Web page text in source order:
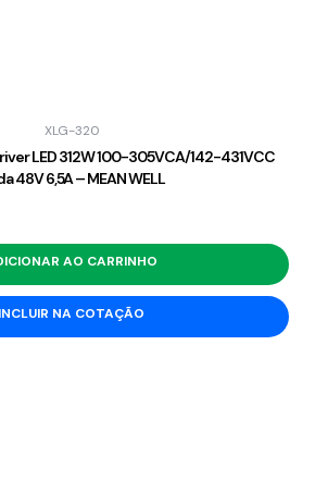
XLG-320
LED 312W 100-305VCA/142-431VCC
48V 6,5A – MEAN WELL
AO CARRINHO
INCLUIR NA COTAÇÃO